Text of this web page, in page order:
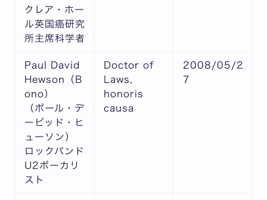
クレア・ホー
ル英国癌研究
所主席科学者
Paul David
Hewson（B
ono）
（ポール・デ
ービッド・ヒ
ューソン）
ロックバンド
U2ボーカリ
スト
Doctor of
Laws,
honoris
causa
2008/05/2
7